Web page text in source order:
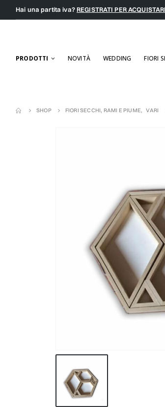
Hai una partita iva?REGISTRATI PER
PRODOTTI NOVITÀ WEDDING FIORI
SHOP FIORI SECCHI, RAMI E PIUME, VARI